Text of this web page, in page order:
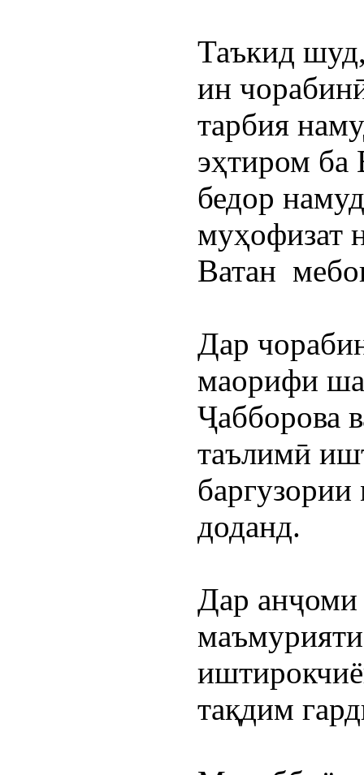
Таъкид
тарбия
эҳтиром ба
бедор
муҳофизат
Ватан
Дар
маорифи
Ҷабборова
таълимӣ
доданд.
Дар
тақдим